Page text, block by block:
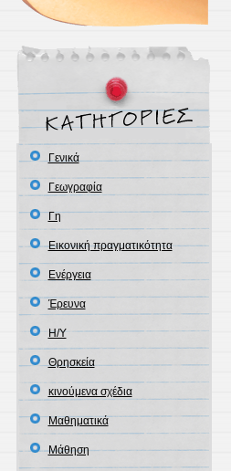
Γενικά
Γεωγραφία
Γη
Εικονική πραγματικότητα
Ενέργεια
Έρευνα
Η/Υ
Θρησκεία
κινούμενα σχέδια
Μαθηματικά
Μάθηση